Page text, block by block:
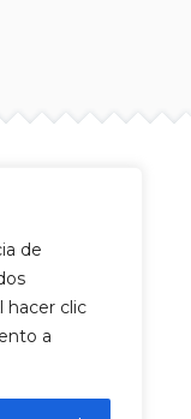
de
hacer clic
a